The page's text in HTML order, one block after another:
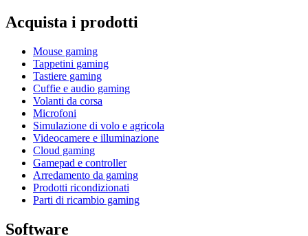
Acquista i prodotti
Mouse gaming
Tappetini gaming
Tastiere gaming
Cuffie e audio gaming
Volanti da corsa
Microfoni
Simulazione di volo e agricola
Videocamere e illuminazione
Cloud gaming
Gamepad e controller
Arredamento da gaming
Prodotti ricondizionati
Parti di ricambio gaming
Software